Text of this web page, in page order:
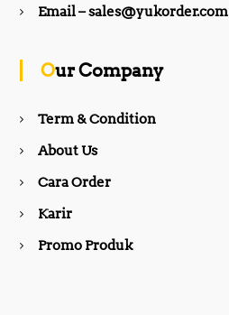
b
k
a
Email – sales@yukorder.com
Our Company
Term & Condition
About Us
Cara Order
Karir
Promo Produk